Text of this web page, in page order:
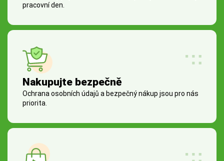
pracovní den.
Nakupujte bezpečně
Ochrana osobních údajů a bezpečný nákup jsou pro nás
priorita.